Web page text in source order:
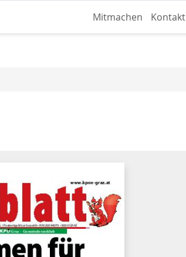
Mitmachen Kontakt